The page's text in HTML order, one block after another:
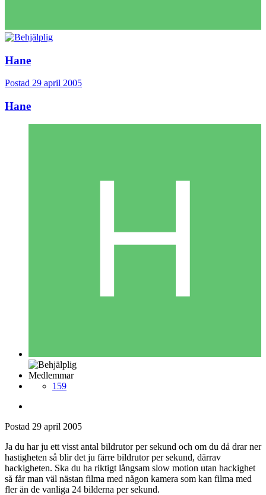
Hane
Postad 29 april 2005
Hane
Medlemmar
159
Postad 29 april 2005
Ja du har ju ett visst antal bildrutor per sekund och om du då drar ner
hastigheten så blir det ju färre bildrutor per sekund, därrav
hackigheten. Ska du ha riktigt långsam slow motion utan hackighet
så får man väl nästan filma med någon kamera som kan filma med
fler än de vanliga 24 bilderna per sekund.